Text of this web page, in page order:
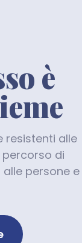
è
resistenti alle
di
persone e